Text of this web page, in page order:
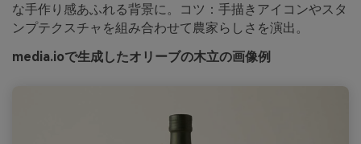
な手作り感あふれる背景に。コツ：手描きアイコンやスタ
ンプテクスチャを組み合わせて農家らしさを演出。
media.ioで生成したオリーブの木立の画像例